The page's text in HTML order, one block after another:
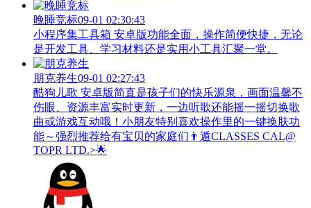
晚睡竞标09-01 02:30:43
小程序集工具箱 安卓版功能全面，操作简便快捷，无论
是开发工具、学习材料还是实用小工具汇聚一堂。
朋克养生09-01 02:27:43
酷狗儿歌 安卓版简直是孩子们的快乐源泉，画面温馨不
伤眼、资源丰富实时更新，一边听歌还能摇一摇切换歌
曲或游戏互动哦！小朋友特别喜欢操作里的一键换肤功
能～强烈推荐给有宝贝的家庭们👨‍遁️CLASSES CAL@
TOPR LTD.>🌟